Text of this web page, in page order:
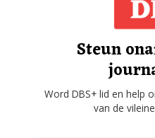
Steun
Word DBS+ lid en help
van de